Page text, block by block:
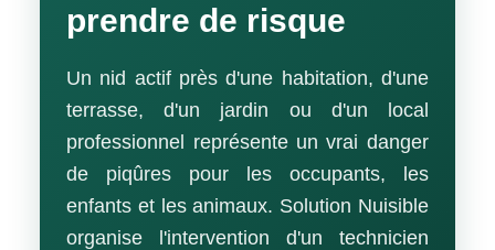
prendre de risque
Un nid actif près d'une habitation, d'une
terrasse, d'un jardin ou d'un local
professionnel représente un vrai danger
de piqûres pour les occupants, les
enfants et les animaux. Solution Nuisible
organise l'intervention d'un technicien